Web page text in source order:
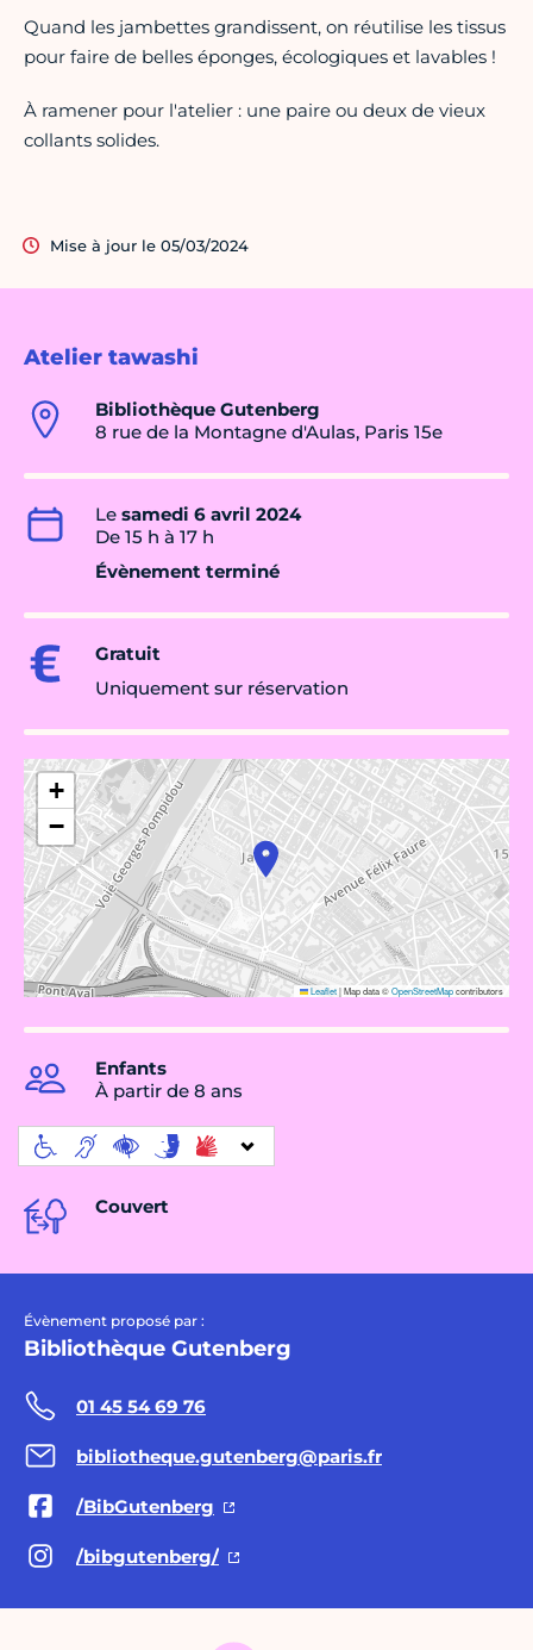
Atelier tawashi
Bibliothèque Gutenberg
8 rue de la Montagne d'Aulas, Paris 15e
Le samedi 6 avril 2024
De 15 h à 17 h
Évènement terminé
Gratuit
Uniquement sur réservation
+
−
Leaflet|Map data ©OpenStreetMapcontributors
Enfants
À partir de 8 ans
Couvert
Évènement proposé par :
Bibliothèque Gutenberg
01 45 54 69 76
bibliotheque.gutenberg@paris.fr
/BibGutenberg
/bibgutenberg/
Quand les jambettes grandissent, on réutilise les tissus
pour faire de belles éponges, écologiques et lavables !
À ramener pour l'atelier : une paire ou deux de vieux
collants solides.
Mise à jour le 05/03/2024